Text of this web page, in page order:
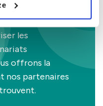
à de
les
offrons la
nos partenaires